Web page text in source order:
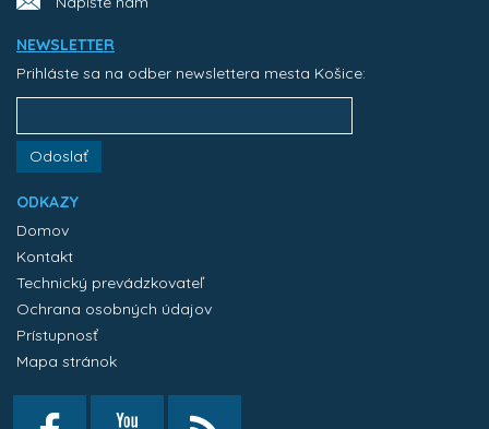
NEWSLETTER
Prihláste sa na odber newslettera mesta Košice:
Odoslať
ODKAZY
Domov
Kontakt
Technický prevádzkovateľ
Ochrana osobných údajov
Prístupnosť
Mapa stránok